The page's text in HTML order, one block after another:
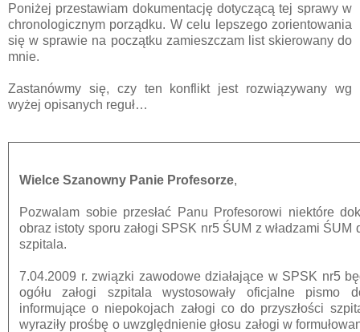
Poniżej przestawiam dokumentację dotyczącą tej sprawy w
chronologicznym porządku. W celu lepszego zorientowania
się w sprawie na początku zamieszczam list skierowany do
mnie.
Zastanówmy się, czy ten konflikt jest rozwiązywany wg
wyżej opisanych reguł…
Wielce Szanowny Panie Profesorze,
Pozwalam sobie przesłać Panu Profesorowi niektóre
obraz istoty sporu załogi SPSK nr5 ŚUM z władzami ŚUM
szpitala.
7.04.2009 r. związki zawodowe działające w SPSK nr5
ogółu załogi szpitala wystosowały oficjalne pismo
informujące o niepokojach załogi co do przyszłości
wyraziły prośbę o uwzględnienie głosu załogi w